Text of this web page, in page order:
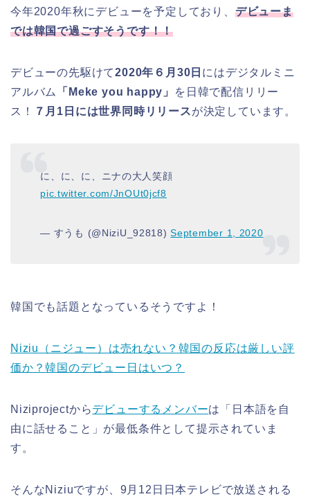
今年2020年秋にデビューを予定しており、 デビューま
では韓国で過ごすそうです！！
デビューの先駆けて2020年６月30日 にはデジタルミニ
アルバム
「Meke you happy」
を日韓で配信リリー
ス！
７月1日には世界同時リリースが決定しています。
に、に、に、ニナの大人笑顔
pic.twitter.com/JnOUt0jcf8
— すうも (@NiziU_92818)September 1, 2020
韓国でも話題となっているそうですよ！
Niziu（ニジュー）は売れない？韓国の反応は厳しい評
価か？韓国のデビュー日はいつ？
Niziprojectからデビューするメンバーは「日本語を自
由に話せること」が最低条件として提示されていま
す。
そんなNiziuですが、9月12日日本テレビで放送される